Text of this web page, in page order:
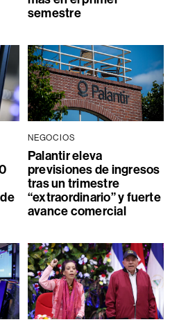
semestre
NEGOCIOS
Palantir eleva
previsiones de ingresos
tras un trimestre
“extraordinario” y fuerte
avance comercial